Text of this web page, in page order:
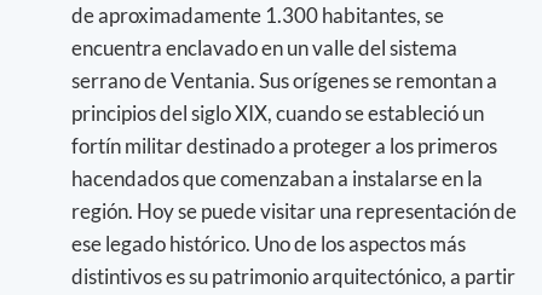
de aproximadamente 1.300 habitantes, se
encuentra enclavado en un valle del sistema
serrano de Ventania. Sus orígenes se remontan a
principios del siglo XIX, cuando se estableció un
fortín militar destinado a proteger a los primeros
hacendados que comenzaban a instalarse en la
región. Hoy se puede visitar una representación de
ese legado histórico. Uno de los aspectos más
distintivos es su patrimonio arquitectónico, a partir